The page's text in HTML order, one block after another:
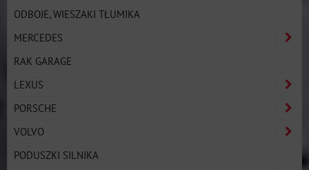
ODBOJE, WIESZAKI TŁUMIKA
MERCEDES
RAK GARAGE
LEXUS
PORSCHE
VOLVO
PODUSZKI SILNIKA